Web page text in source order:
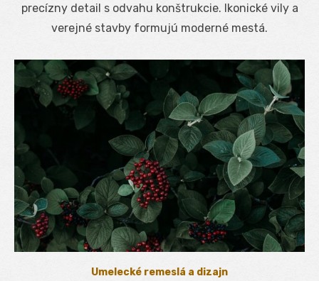
precízny detail s odvahu konštrukcie. Ikonické vily a
verejné stavby formujú moderné mestá.
Umelecké remeslá a dizajn